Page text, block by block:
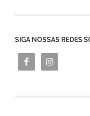
SIGA NOSSAS REDES